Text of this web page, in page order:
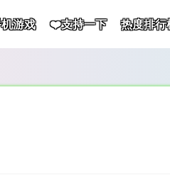
游戏 ❤️支持一下 热度排行